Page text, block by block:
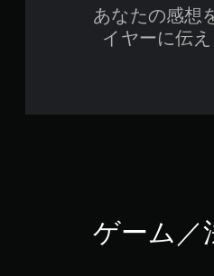
あなたの感想
イヤーに伝え
ゲーム／